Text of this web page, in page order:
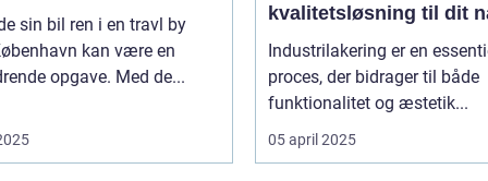
sin bil ren i en travl by
kan være en
opgave. Med de...
kvalitetsløsning til dit
projekt
Industrilakering er en
proces, der bidrager til både
funktionalitet og æstetik...
05 april 2025